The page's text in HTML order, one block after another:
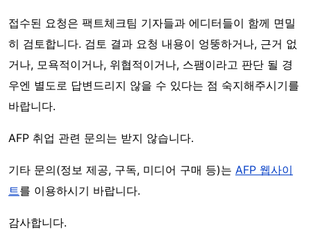
접수된 요청은 팩트체크팀 기자들과 에디터들이 함께 면밀
히 검토합니다. 검토 결과 요청 내용이 엉뚱하거나, 근거 없
거나, 모욕적이거나, 위협적이거나, 스팸이라고 판단 될 경
우엔 별도로 답변드리지 않을 수 있다는 점 숙지해주시기를
바랍니다.
AFP 취업 관련 문의는 받지 않습니다.
기타 문의(정보 제공, 구독, 미디어 구매 등)는 AFP 웹사이
트를 이용하시기 바랍니다.
감사합니다.